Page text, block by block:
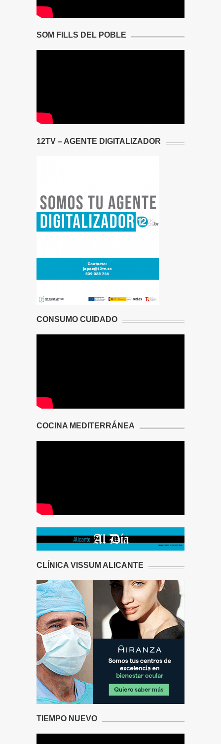
SOM FILLS DEL POBLE
12TV – AGENTE DIGITALIZADOR
CONSUMO CUIDADO
COCINA MEDITERRÁNEA
CLÍNICA VISSUM ALICANTE
TIEMPO NUEVO